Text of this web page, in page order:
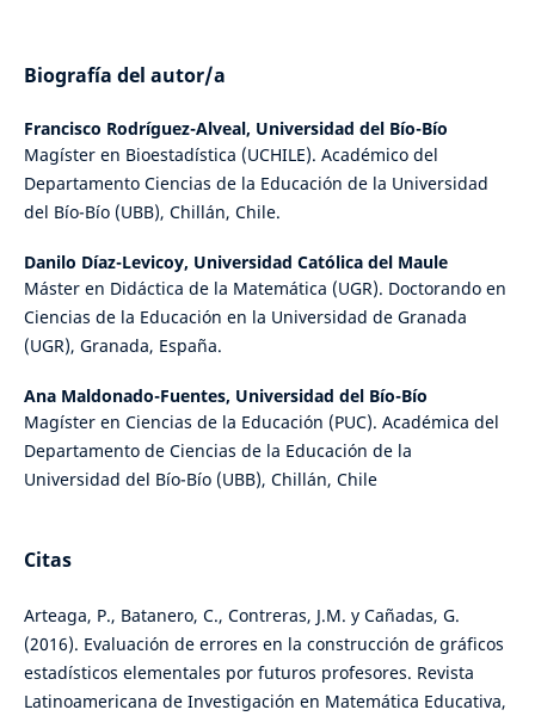
Biografía del autor/a
Francisco Rodríguez-Alveal, Universidad del Bío-Bío
Magíster en Bioestadística (UCHILE). Académico del
Departamento Ciencias de la Educación de la Universidad
del Bío-Bío (UBB), Chillán, Chile.
Danilo Díaz-Levicoy, Universidad Católica del Maule
Máster en Didáctica de la Matemática (UGR). Doctorando en
Ciencias de la Educación en la Universidad de Granada
(UGR), Granada, España.
Ana Maldonado-Fuentes, Universidad del Bío-Bío
Magíster en Ciencias de la Educación (PUC). Académica del
Departamento de Ciencias de la Educación de la
Universidad del Bío-Bío (UBB), Chillán, Chile
Citas
Arteaga, P., Batanero, C., Contreras, J.M. y Cañadas, G.
(2016). Evaluación de errores en la construcción de gráficos
estadísticos elementales por futuros profesores. Revista
Latinoamericana de Investigación en Matemática Educativa,